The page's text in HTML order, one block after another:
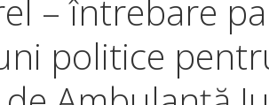
– întrebare
politice